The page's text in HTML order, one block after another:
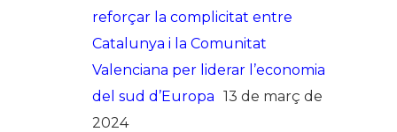
reforçar la complicitat entre
Catalunya i la Comunitat
Valenciana per liderar l’economia
del sud d’Europa 13 de març de
2024